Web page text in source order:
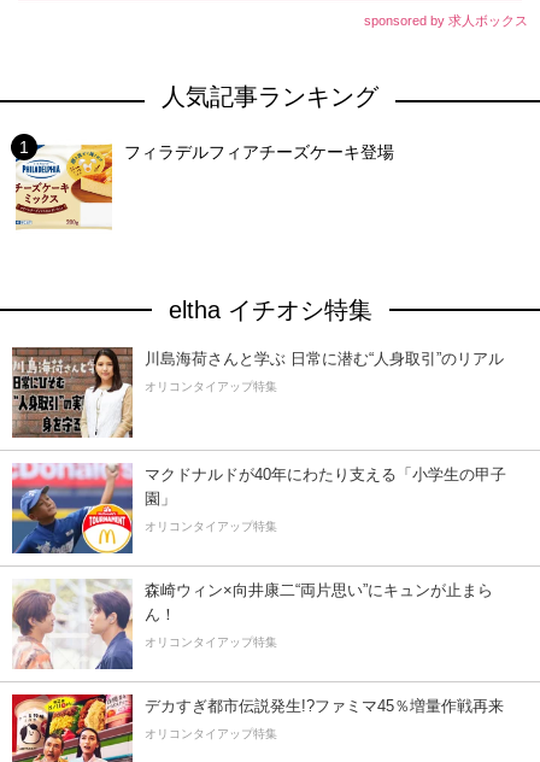
sponsored by 求人ボックス
人気記事ランキング
フィラデルフィアチーズケーキ登場
eltha イチオシ特集
川島海荷さんと学ぶ 日常に潜む“人身取引”のリアル
オリコンタイアップ特集
マクドナルドが40年にわたり支える「小学生の甲子
園」
オリコンタイアップ特集
森崎ウィン×向井康二“両片思い”にキュンが止まら
ん！
オリコンタイアップ特集
デカすぎ都市伝説発生!?ファミマ45％増量作戦再来
オリコンタイアップ特集